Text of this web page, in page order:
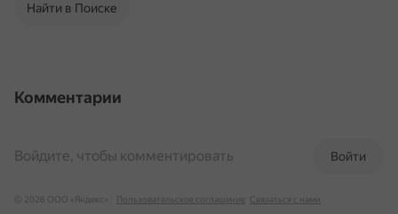
Найти в Поиске
Комментарии
Войти
Войдите, чтобы комментировать
© 2026 ООО «Яндекс» Пользовательское соглашение Связаться с нами